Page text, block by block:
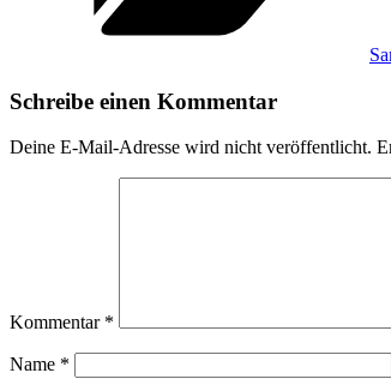
Schreibe einen Kommentar
Deine E-Mail-Adresse wird nicht veröffentlicht.
Kommentar *
Name *